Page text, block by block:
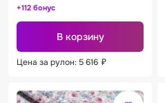
+112 бонус
В корзину
Цена за рулон: 5 616 ₽